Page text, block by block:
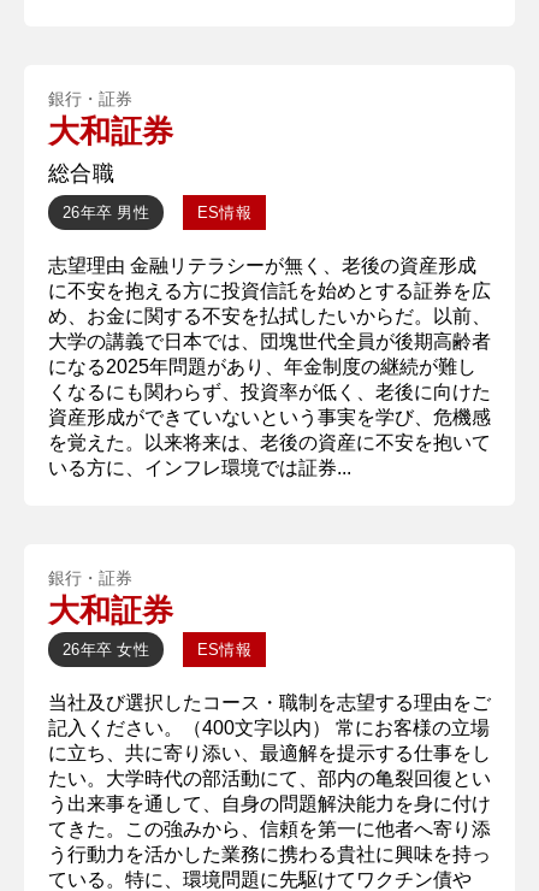
銀行・証券
大和証券
総合職
26年卒 男性 ES情報
志望理由 金融リテラシーが無く、老後の資産形成
に不安を抱える方に投資信託を始めとする証券を広
め、お金に関する不安を払拭したいからだ。以前、
大学の講義で日本では、団塊世代全員が後期高齢者
になる2025年問題があり、年金制度の継続が難し
くなるにも関わらず、投資率が低く、老後に向けた
資産形成ができていないという事実を学び、危機感
を覚えた。以来将来は、老後の資産に不安を抱いて
いる方に、インフレ環境では証券...
銀行・証券
大和証券
26年卒 女性 ES情報
当社及び選択したコース・職制を志望する理由をご
記入ください。（400文字以内） 常にお客様の立場
に立ち、共に寄り添い、最適解を提示する仕事をし
たい。大学時代の部活動にて、部内の亀裂回復とい
う出来事を通して、自身の問題解決能力を身に付け
てきた。この強みから、信頼を第一に他者へ寄り添
う行動力を活かした業務に携わる貴社に興味を持っ
ている。特に、環境問題に先駆けてワクチン債や